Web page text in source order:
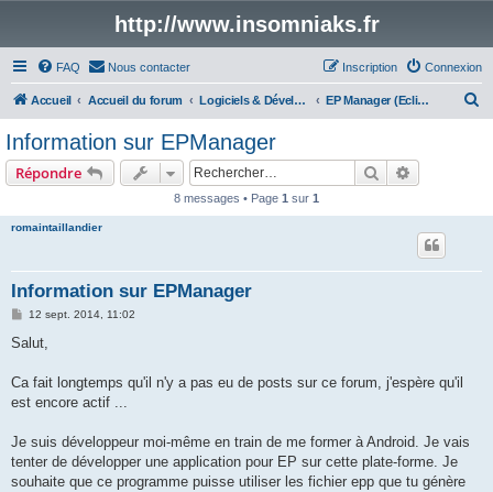
http://www.insomniaks.fr
FAQ Nous contacter Connexion
Inscription
Accueil Accueil du forum Logiciels & Développements EP Manager (Eclipse Phase)
Information sur EPManager
Répondre Rechercher
8 messages • Page 1 sur 1
romaintaillandier
Information sur EPManager
M
s
g
12 sept. 2014, 11:02
Salut,
Ca fait longtemps qu'il n'y a pas eu de posts sur ce forum, j'espère qu'il
est encore actif ...
Je suis développeur moi-même en train de me former à Android. Je vais
tenter de développer une application pour EP sur cette plate-forme. Je
souhaite que ce programme puisse utiliser les fichier epp que tu génère